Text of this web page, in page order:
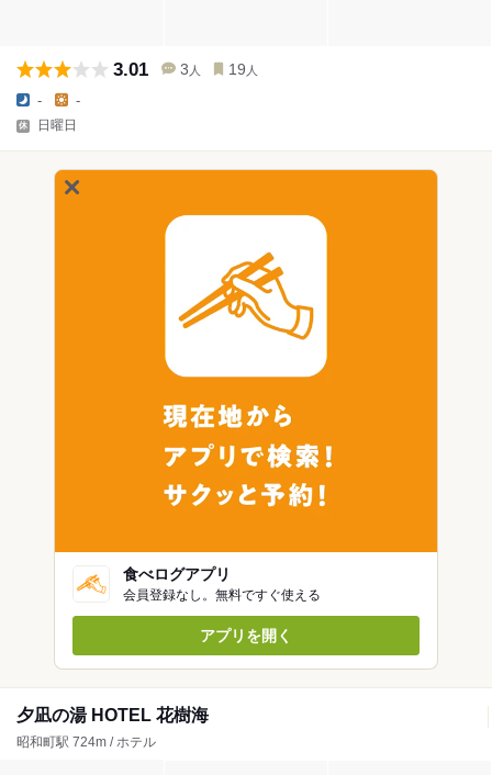
3.01 3 人 19 人
- -
日曜日
食べログアプリ
会員登録なし。無料ですぐ使える
アプリを開く
夕凪の湯 HOTEL 花樹海
昭和町駅 724m / ホテル